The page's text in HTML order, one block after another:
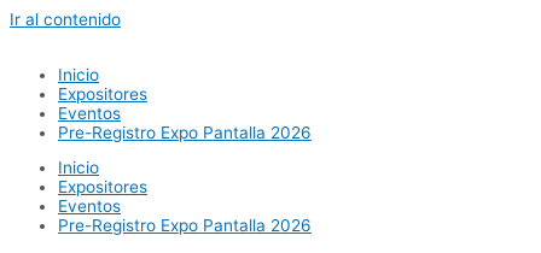
Ir al contenido
Inicio
Expositores
Eventos
Pre-Registro Expo Pantalla 2026
Inicio
Expositores
Eventos
Pre-Registro Expo Pantalla 2026